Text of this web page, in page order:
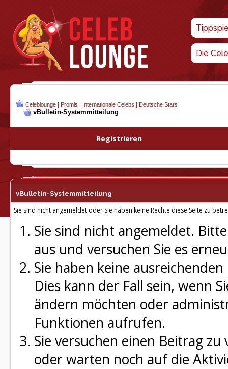
Die
Celeblounge | Promis | Internationale Celebs | Deutsche Stars
vBulletin-Systemmitteilung
Registrieren
vBulletin-Systemmitteilung
Sie sind nicht angemeldet oder Sie haben keine Rechte diese Seite zu
Sie sind nicht angemeldet.
aus und versuchen Sie es
Sie haben keine
Dies kann der Fall sein, wenn
ändern möchten oder
Funktionen aufrufen.
Sie versuchen einen Beitrag
oder warten noch auf die